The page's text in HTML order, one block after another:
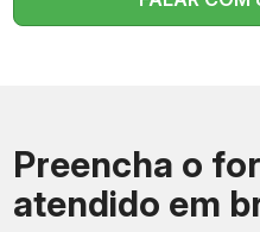
Preencha o
atendido em